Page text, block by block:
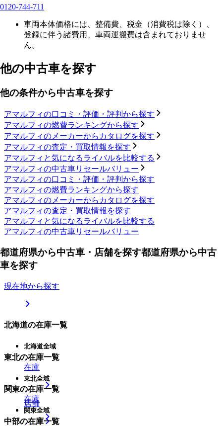
0120-744-711
車両本体価格には、整備費、税金（消費税は除く）、
登録に伴う諸費用、車両運搬費は含まれておりませ
ん。
他の中古車を探す
他の条件から中古車を探す
アマルフィの口コミ・評価・評判から探す
アマルフィの燃費ランキングから探す
アマルフィのメーカーからカタログを探す
アマルフィの査定・買取情報を探す
アマルフィと気になるライバルを比較する
アマルフィの中古車リセールバリュー
アマルフィの口コミ・評価・評判から探す
アマルフィの燃費ランキングから探す
アマルフィのメーカーからカタログを探す
アマルフィの査定・買取情報を探す
アマルフィと気になるライバルを比較する
アマルフィの中古車リセールバリュー
都道府県から中古車・店舗を探す都道府県から中古
車を探す
現在地から探す
北海道の在庫一覧
北海道全域
在庫
店舗
東北の在庫一覧
東北全域
在庫
関東の在庫一覧
関東全域
中部の在庫一覧